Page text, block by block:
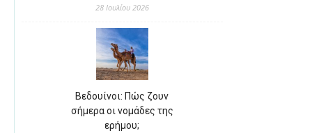
28 Ιουλίου 2026
Βεδουίνοι: Πώς ζουν
σήμερα οι νομάδες της
ερήμου;